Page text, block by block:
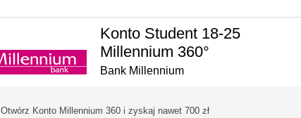
Konto Student 18-25
Millennium 360°
Bank Millennium
Otwórz Konto Millennium 360 i zyskaj nawet 700 zł